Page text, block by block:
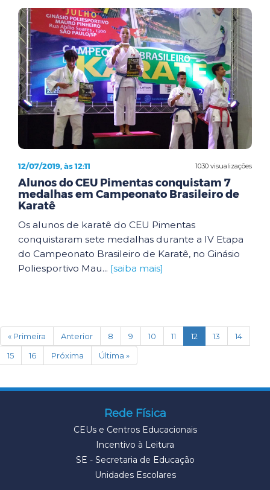
1030 visualizações
12/07/2019, às 12:11
Alunos do CEU Pimentas conquistam 7
medalhas em Campeonato Brasileiro de
Karatê
Os alunos de karatê do CEU Pimentas
conquistaram sete medalhas durante a IV Etapa
do Campeonato Brasileiro de Karatê, no Ginásio
Poliesportivo Mau... [saiba mais]
« Primeira Anterior 8 9 10 11 12 (current)
13
14
15
16 Próxima Última »
Rede Física
CEUs e Centros Educacionais
Incentivo à Leitura
SE - Secretaria de Educação
Unidades Escolares